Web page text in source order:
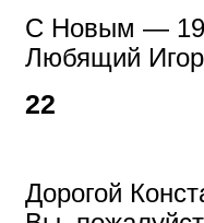
С Новым —
Любящий
22
Дорогой